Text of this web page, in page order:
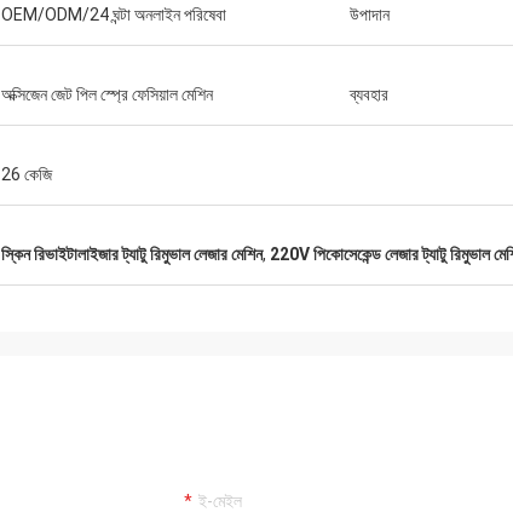
OEM/ODM/24 ঘন্টা অনলাইন পরিষেবা উপাদান
অক্সিজেন জেট পিল স্প্রে ফেসিয়াল মেশিন ব্যবহার
26 কেজি
স্কিন রিভাইটালাইজার ট্যাটু রিমুভাল লেজার মেশিন, 220V পিকোসেকেন্ড লেজার ট্যাটু রিমুভাল